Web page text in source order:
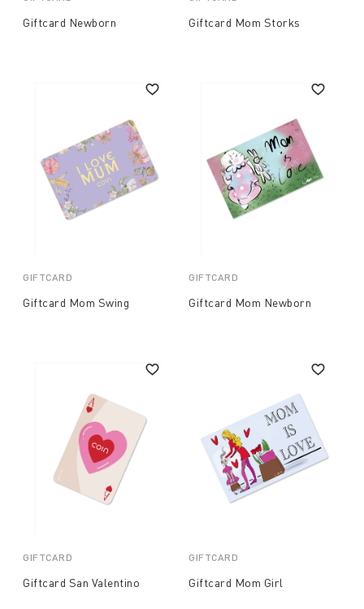
Giftcard Newborn Giftcard Mom Storks
GIFTCARD
Giftcard Mom Swing
GIFTCARD
Giftcard Mom Newborn
GIFTCARD
Giftcard San Valentino
GIFTCARD
Giftcard Mom Girl